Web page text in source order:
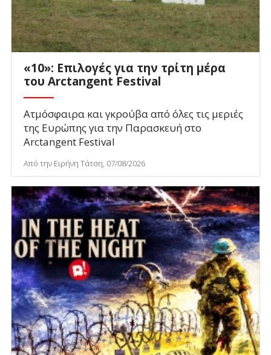
«10»: Επιλογές για την τρίτη μέρα
του Arctangent Festival
Ατμόσφαιρα και γκρούβα από όλες τις μεριές
της Ευρώπης για την Παρασκευή στο
Arctangent Festival
Από την Ειρήνη Τάτση, 07/08/2026